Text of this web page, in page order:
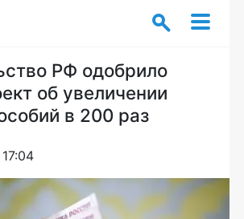
РФ одобрило
об увеличении
в 200 раз